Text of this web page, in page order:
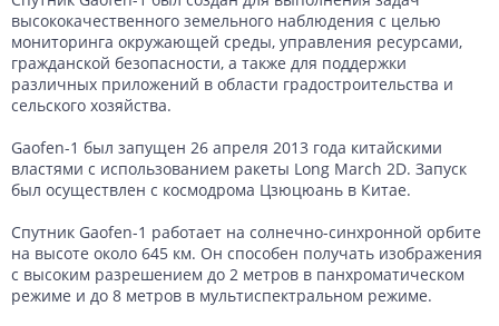
высококачественного земельного наблюдения с целью
мониторинга окружающей среды, управления ресурсами,
гражданской безопасности, а также для поддержки
различных приложений в области градостроительства и
сельского хозяйства.
Gaofen-1 был запущен 26 апреля 2013 года китайскими
властями с использованием ракеты Long March 2D. Запуск
был осуществлен с космодрома Цзюцюань в Китае.
Спутник Gaofen-1 работает на солнечно-синхронной орбите
на высоте около 645 км. Он способен получать изображения
с высоким разрешением до 2 метров в панхроматическом
режиме и до 8 метров в мультиспектральном режиме.